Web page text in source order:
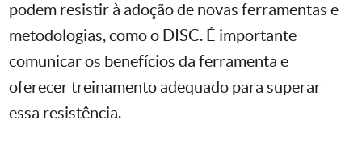
podem resistir à adoção de novas ferramentas e
metodologias, como o DISC. É importante
comunicar os benefícios da ferramenta e
oferecer treinamento adequado para superar
essa resistência.